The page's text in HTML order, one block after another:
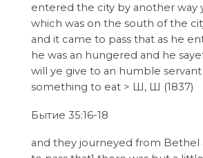
entered the city by another way
which was on the south of the
and it came to pass that as he
he was an hungered and he
will ye give to an humble servant
something to eat > Ш, Ш (1837)
Бытие 35:16-18
and they journeyed from Bethel